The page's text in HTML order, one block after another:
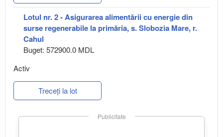
Lotul nr. 2 - Asigurarea alimentării cu energie din
surse regenerabile la primăria, s. Slobozia Mare, r.
Cahul
Buget: 572900.0 MDL
Activ
Treceți la lot
Publicitate